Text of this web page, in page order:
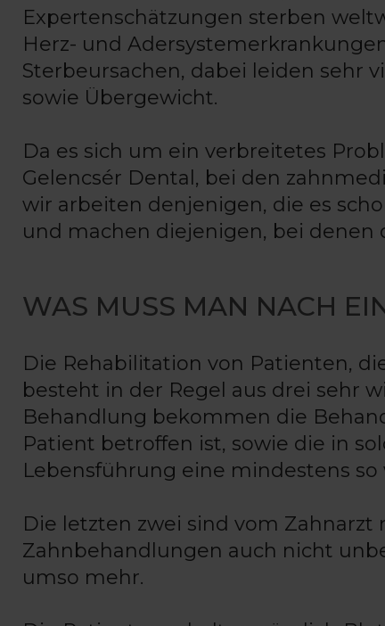
Expertenschätzungen sterben
Herz- und
Sterbeursachen, dabei leiden sehr
sowie Übergewicht.
Da es sich um ein verbreitetes
Gelencsér Dental, bei den
wir arbeiten denjenigen, die es
und machen diejenigen, bei denen
WAS MUSS MAN NACH
Die Rehabilitation von Patienten,
besteht in der Regel aus drei sehr
Behandlung bekommen die
Patient betroffen ist, sowie die in
Lebensführung eine mindestens so
Die letzten zwei sind vom
Zahnbehandlungen auch nicht
umso mehr.